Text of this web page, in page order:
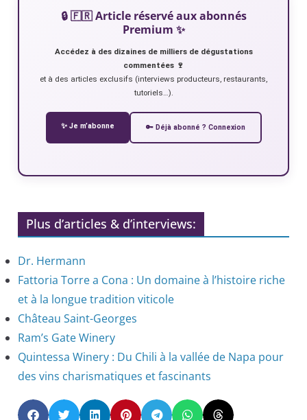
🔒 🇫🇷 Article réservé aux abonnés
Premium ✨
Accédez à des dizaines de milliers de dégustations
commentées 🍷
et à des articles exclusifs (interviews producteurs, restaurants,
tutoriels…).
✨ Je m’abonne 🔑 Déjà abonné ? Connexion
Plus d’articles & d’interviews:
Dr. Hermann
Fattoria Torre a Cona : Un domaine à l’histoire riche
et à la longue tradition viticole
Château Saint-Georges
Ram’s Gate Winery
Quintessa Winery : Du Chili à la vallée de Napa pour
des vins charismatiques et fascinants